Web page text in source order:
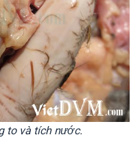
to và tích nước.